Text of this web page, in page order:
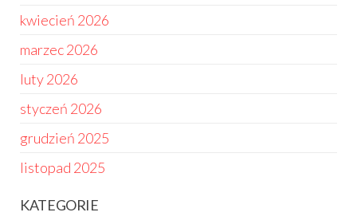
kwiecień 2026
marzec 2026
luty 2026
styczeń 2026
grudzień 2025
listopad 2025
KATEGORIE